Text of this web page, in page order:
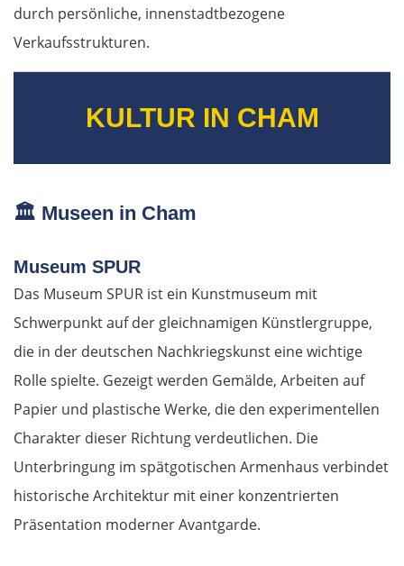
durch persönliche, innenstadtbezogene
Verkaufsstrukturen.
KULTUR IN CHAM
🏛️ Museen in Cham
Museum SPUR
Das Museum SPUR ist ein Kunstmuseum mit
Schwerpunkt auf der gleichnamigen Künstlergruppe,
die in der deutschen Nachkriegskunst eine wichtige
Rolle spielte. Gezeigt werden Gemälde, Arbeiten auf
Papier und plastische Werke, die den experimentellen
Charakter dieser Richtung verdeutlichen. Die
Unterbringung im spätgotischen Armenhaus verbindet
historische Architektur mit einer konzentrierten
Präsentation moderner Avantgarde.